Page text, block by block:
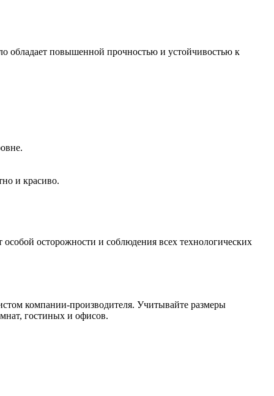
обладает повышенной прочностью и устойчивостью к
и красиво.
осторожности и соблюдения всех технологических
компании-производителя. Учитывайте размеры
гостиных и офисов.